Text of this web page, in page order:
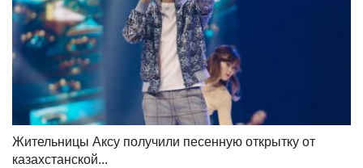
Жительницы Аксу получили песенную открытку от
казахстанской...